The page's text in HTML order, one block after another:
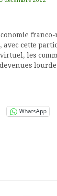
franco-
avec cette
les
WhatsApp